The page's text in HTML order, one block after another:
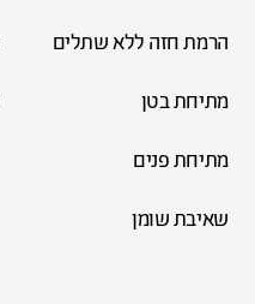
הרמת חזה ללא שתלים
מתיחת בטן
מתיחת פנים
שאיבת שומן